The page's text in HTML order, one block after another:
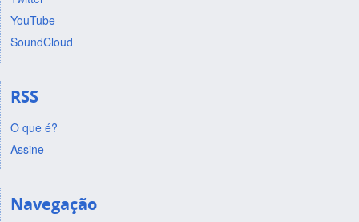
YouTube
SoundCloud
RSS
O que é?
Assine
Navegação